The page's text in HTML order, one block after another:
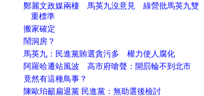
鄭麗文政媒兩棲 馬英九沒意見 綠營批馬英九雙
重標準
搬家確定
鬧洞房？
馬英九：民進黨賄選貪污多 權力使人腐化
阿羅哈遷站風波 高市府嗆聲：開罰輪不到北市
竟然有這種鳥事？
陳歐珀籲扁退黨 民進黨：無助選後檢討